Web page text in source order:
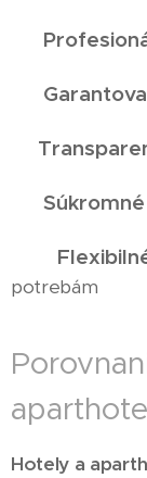
✅
potrebám
Hotely a